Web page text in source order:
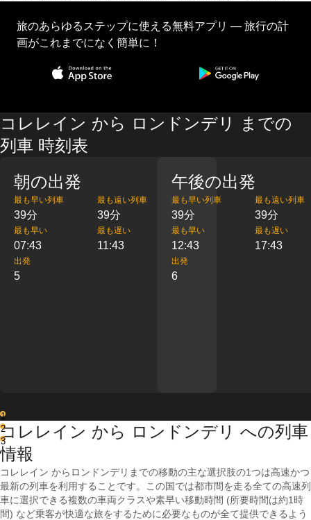
旅のあらゆるステップに使える無料アプリ — 旅行の計
画がこれまでになく簡単に！
コレレイン から ロンドンデリ までの
列車 時刻表
朝の出発
最も早い列車
39分
最も遠い列車
39分
最も早い
07:43
最も遅い
11:43
出発
5
午後の出発
最も早い列車
39分
最も遠い列車
39分
最も早い
12:43
最も遅い
17:43
出発
6
1
2
3
コレレイン から ロンドンデリ への列車
情報
コレレイン からロンドンデリまでの移動の主な選択肢の1つは高速かつ
最新の列車を利用することです。この国では都市間を走る全ての高速列
車に選択できる複数の車両クラスや素早い移動時間 (所要時間は約1時
間) など乗客が快適な旅をするために必要なものが全て提供できるよう